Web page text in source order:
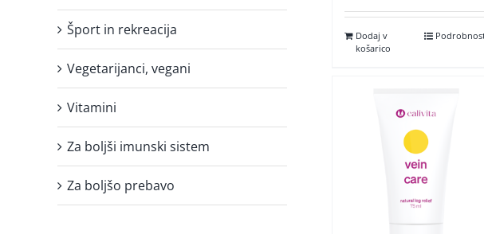
Dodaj v
košarico
Šport in rekreacija
Vegetarijanci, vegani
Vitamini
Za boljši imunski sistem
Za boljšo prebavo